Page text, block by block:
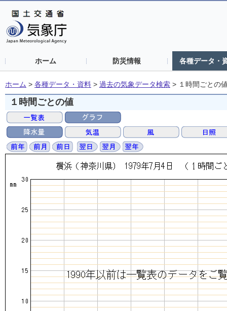
ホーム 防災情報 各種データ・
ホーム > 各種データ・資料 > 過去の気象データ検索 > １時間ごとの
１時間ごとの値